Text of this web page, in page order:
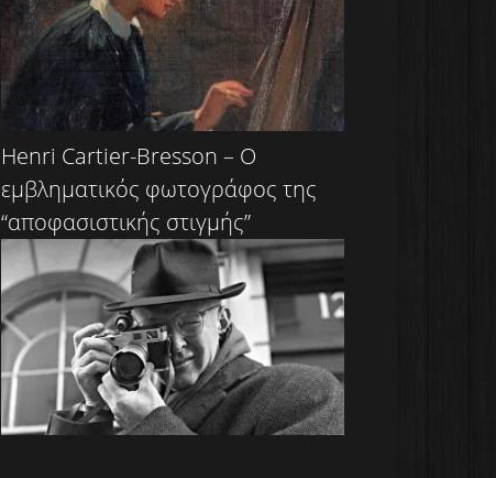
Henri Cartier-Bresson – Ο
εμβληματικός φωτογράφος της
“αποφασιστικής στιγμής”